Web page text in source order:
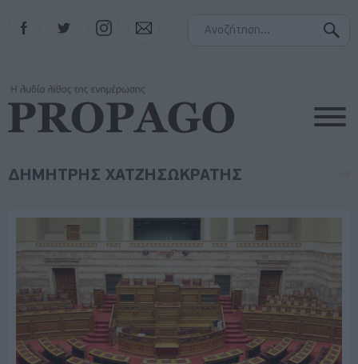
Instagram
ΔΗΜΗΤΡΗΣ ΧΑΤΖΗΣΩΚΡΑΤΗΣ